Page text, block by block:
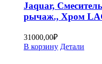
Jaquar,
рычаж., Хром
31000,00₽
В корзину Детали